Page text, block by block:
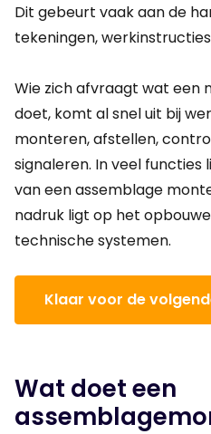
Dit gebeurt vaak aan de
tekeningen,
Wie zich afvraagt wat een
doet, komt al snel uit bij
monteren, afstellen,
signaleren. In veel
van een assemblage
nadruk ligt op het
technische systemen.
Klaar voor de
Wat doet een